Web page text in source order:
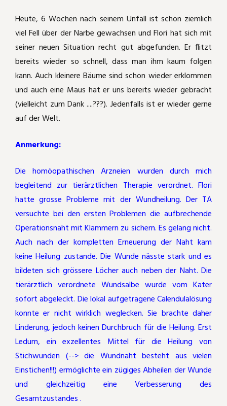
Heute, 6 Wochen nach seinem Unfall ist schon ziemlich
viel Fell über der Narbe gewachsen und Flori hat sich mit
seiner neuen Situation recht gut abgefunden. Er flitzt
bereits wieder so schnell, dass man ihm kaum folgen
kann. Auch kleinere Bäume sind schon wieder erklommen
und auch eine Maus hat er uns bereits wieder gebracht
(vielleicht zum Dank ....???). Jedenfalls ist er wieder gerne
auf der Welt.
Anmerkung:
Die homöopathischen Arzneien wurden durch mich
begleitend zur tierärztlichen Therapie verordnet. Flori
hatte grosse Probleme mit der Wundheilung. Der TA
versuchte bei den ersten Problemen die aufbrechende
Operationsnaht mit Klammern zu sichern. Es gelang nicht.
Auch nach der kompletten Erneuerung der Naht kam
keine Heilung zustande. Die Wunde nässte stark und es
bildeten sich grössere Löcher auch neben der Naht. Die
tierärztlich verordnete Wundsalbe wurde vom Kater
sofort abgeleckt. Die lokal aufgetragene Calendulalösung
konnte er nicht wirklich weglecken. Sie brachte daher
Linderung, jedoch keinen Durchbruch für die Heilung. Erst
Ledum, ein exzellentes Mittel für die Heilung von
Stichwunden (--> die Wundnaht besteht aus vielen
Einstichen!!!) ermöglichte ein zügiges Abheilen der Wunde
und gleichzeitig eine Verbesserung des
Gesamtzustandes .
Sulphur
Belladonna
Natrium sulfuricum
Periodische Augenentzündung bei
unserem Appaloosamix